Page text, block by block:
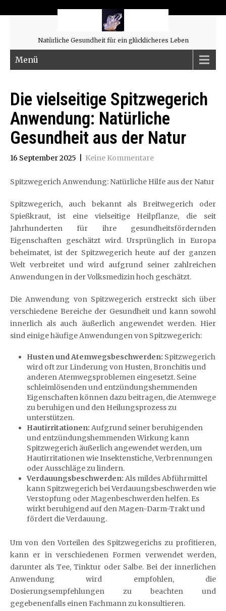
Natürliche Gesundheit für ein glücklicheres Leben
Menü
Die vielseitige Spitzwegerich
Anwendung: Natürliche
Gesundheit aus der Natur
16 September 2025 Keine Kommentare
Spitzwegerich Anwendung: Natürliche Hilfe aus der Natur
Spitzwegerich, auch bekannt als Breitwegerich oder
Spießkraut, ist eine vielseitige Heilpflanze, die seit
Jahrhunderten für ihre gesundheitsfördernden
Eigenschaften geschätzt wird. Ursprünglich in Europa
beheimatet, ist der Spitzwegerich heute auf der ganzen
Welt verbreitet und wird aufgrund seiner zahlreichen
Anwendungen in der Volksmedizin hoch geschätzt.
Die Anwendung von Spitzwegerich erstreckt sich über
verschiedene Bereiche der Gesundheit und kann sowohl
innerlich als auch äußerlich angewendet werden. Hier
sind einige häufige Anwendungen von Spitzwegerich:
Husten und Atemwegsbeschwerden: Spitzwegerich
wird oft zur Linderung von Husten, Bronchitis und
anderen Atemwegsproblemen eingesetzt. Seine
schleimlösenden und entzündungshemmenden
Eigenschaften können dazu beitragen, die Atemwege
zu beruhigen und den Heilungsprozess zu
unterstützen.
Hautirritationen: Aufgrund seiner beruhigenden
und entzündungshemmenden Wirkung kann
Spitzwegerich äußerlich angewendet werden, um
Hautirritationen wie Insektenstiche, Verbrennungen
oder Ausschläge zu lindern.
Verdauungsbeschwerden: Als mildes Abführmittel
kann Spitzwegerich bei Verdauungsbeschwerden wie
Verstopfung oder Magenbeschwerden helfen. Es
wirkt beruhigend auf den Magen-Darm-Trakt und
fördert die Verdauung.
Um von den Vorteilen des Spitzwegerichs zu profitieren,
kann er in verschiedenen Formen verwendet werden,
darunter als Tee, Tinktur oder Salbe. Bei der innerlichen
Anwendung wird empfohlen, die
Dosierungsempfehlungen zu beachten und
gegebenenfalls einen Fachmann zu konsultieren.